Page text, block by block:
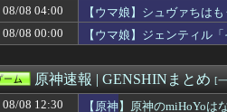
【衝撃】感受性豊かな人がシン・ゴジラ
【質問】ゲーム以外で子供が楽しくで
【原神】稲妻妖怪シリーズで雪女出し
PCユーザー「チート使えば楽やん」←酷
『REANIMAL』シーズンパスに含まれ
【ウマ娘】VSジャイアントジェンテ
08/08 04:00
【ウマ娘】シュヴァちは
08/08 00:00
【ウマ娘】ジェンティル
原神速報 | GENSHINまとめ [
08/08 12:30
【原神】原神のmiHoYo